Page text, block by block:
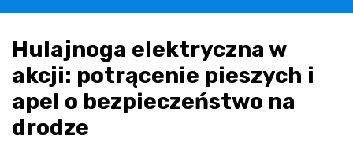
Hulajnoga elektryczna w
akcji: potrącenie pieszych i
apel o bezpieczeństwo na
drodze